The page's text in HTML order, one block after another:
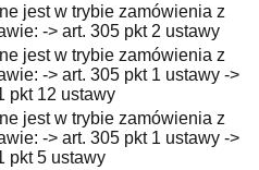
jest w trybie zamówienia z
-> art. 305 pkt 2 ustawy
jest w trybie zamówienia z
-> art. 305 pkt 1 ustawy ->
pkt 12 ustawy
jest w trybie zamówienia z
-> art. 305 pkt 1 ustawy ->
pkt 5 ustawy